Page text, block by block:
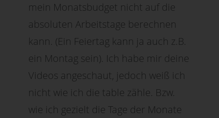
mein Monatsbudget nicht auf die
absoluten Arbeitstage berechnen
kann. (Ein Feiertag kann ja auch z.B.
ein Montag sein). Ich habe mir deine
Videos angeschaut, jedoch weiß ich
nicht wie ich die table zähle. Bzw.
wie ich gezielt die Tage der Monate